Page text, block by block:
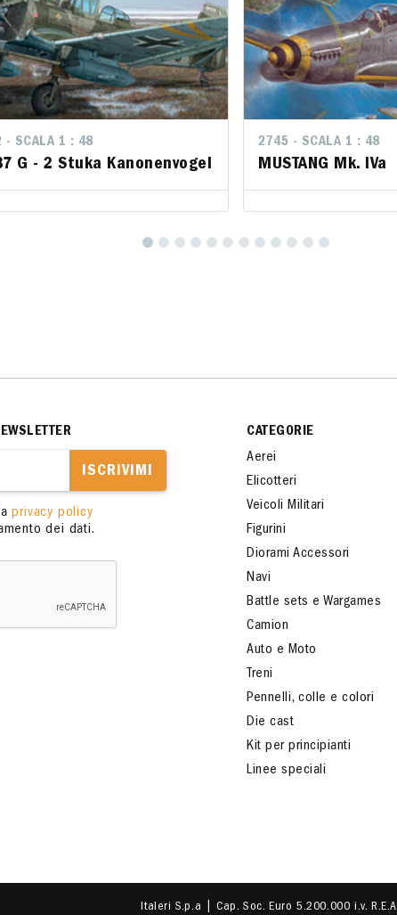
- SCALA 1 : 48
G - 2 Stuka Kanonenvogel
2745 - SCALA 1 : 48
MUSTANG Mk. IVa
- SCALA 1 : 48
G - 2 Stuka Kanonenvogel
2745 - SCALA 1 : 48
MUSTANG Mk. IVa
ISCRIVIMI
privacy policy
dei dati.
CATEGORIE
Aerei
Elicotteri
Veicoli Militari
Figurini
Diorami Accessori
Navi
Battle sets e Wargames
Camion
Auto e Moto
Treni
Pennelli, colle e colori
Die cast
Kit per principianti
Linee speciali
Italeri S.p.a | Cap. Soc. Euro 5.200.000 i.v.